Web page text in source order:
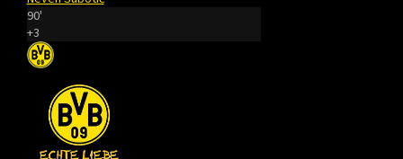
90'
+3